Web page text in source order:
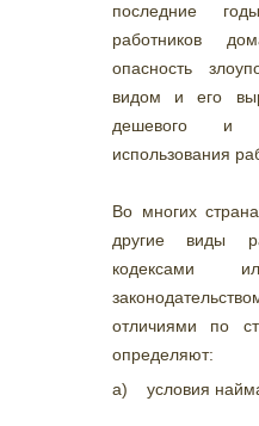
последние
работников
опасность
видом и его
дешевого и
использования
Во многих
другие виды
кодексами
отличиями по
определяют:
а) условия